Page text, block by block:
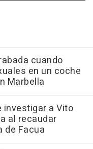
cuando
en un coche
Marbella
investigar a Vito
al recaudar
de Facua